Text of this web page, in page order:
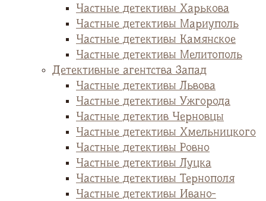
Частные детективы Харькова
Частные детективы Мариуполь
Частные детективы Камянское
Частные детективы Мелитополь
Детективные агентства Запад
Частные детективы Львова
Частные детективы Ужгорода
Частные детектив Черновцы
Частные детективы Хмельницкого
Частные детективы Ровно
Частные детективы Луцка
Частные детективы Тернополя
Частные детективы Ивано-